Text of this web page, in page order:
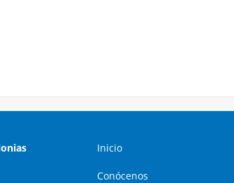
Inicio
Conócenos